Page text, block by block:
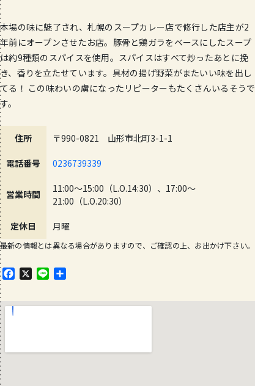
本場の味に魅了され、札幌のスープカレー店で修行した店主が2
年前にオープンさせたお店。豚骨と鶏ガラをベースにしたスープ
は約9種類のスパイスを使用。スパイスはすべて炒ったあとに挽
き、香りを立たせています。具材の揚げ野菜がまたいい味を出し
てる！ この味わいの虜になったリピーターもたくさんいるそうで
す。
住所 〒990-0821 山形市北町3-1-1
電話番号 0236739339
営業時間
11:00～15:00（L.O.14:30）、17:00～
21:00（L.O.20:30）
定休日 月曜
最新の情報とは異なる場合がありますので、ご確認の上、お出かけ下さい。
F
e
X
L
e